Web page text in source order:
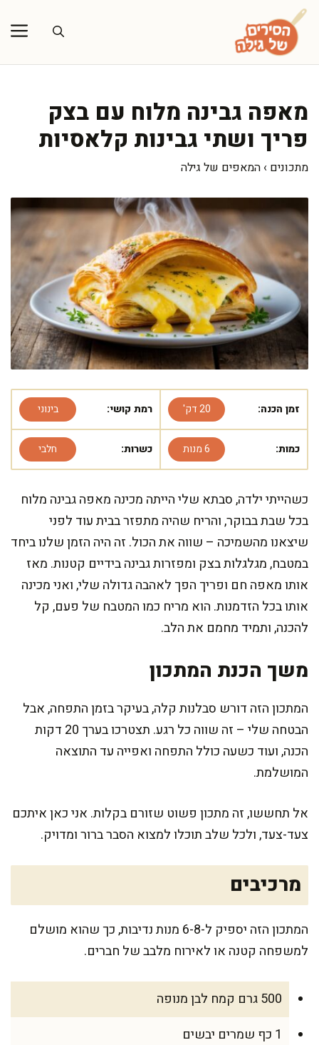
לדלג
לתוכן
מאפה גבינה מלוח עם בצק
פריך ושתי גבינות קלאסיות
מתכונים › המאפים של גילה
זמן הכנה: 20 דק' רמת קושי: בינוני
כמות: 6 מנות כשרות: חלבי
כשהייתי ילדה, סבתא שלי הייתה מכינה מאפה גבינה מלוח
בכל שבת בבוקר, והריח שהיה מתפזר בבית עוד לפני
שיצאנו מהשמיכה – שווה את הכול. זה היה הזמן שלנו ביחד
במטבח, מגלגלות בצק ומפזרות גבינה בידיים קטנות. מאז
אותו מאפה חם ופריך הפך לאהבה גדולה שלי, ואני מכינה
אותו בכל הזדמנות. הוא מריח כמו המטבח של פעם, קל
להכנה, ותמיד מחמם את הלב.
משך הכנת המתכון
המתכון הזה דורש סבלנות קלה, בעיקר בזמן התפחה, אבל
הבטחה שלי – זה שווה כל רגע. תצטרכו בערך 20 דקות
הכנה, ועוד כשעה כולל התפחה ואפייה עד התוצאה
המושלמת.
אל תחששו, זה מתכון פשוט שזורם בקלות. אני כאן איתכם
צעד-צעד, ולכל שלב תוכלו למצוא הסבר ברור ומדויק.
מרכיבים
המתכון הזה יספיק ל-6-8 מנות נדיבות, כך שהוא מושלם
למשפחה קטנה או לאירוח מלבב של חברים.
500 גרם קמח לבן מנופה
1 כף שמרים יבשים